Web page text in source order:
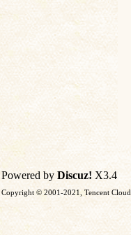
Powered by Discuz! X3.4
Copyright © 2001-2021, Tencent Cloud.